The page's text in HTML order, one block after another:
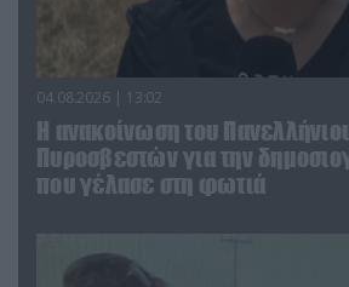
04.08.2026 | 13:02
Η ανακοίνωση του
Πυροσβεστών για την
που γέλασε στη φωτιά